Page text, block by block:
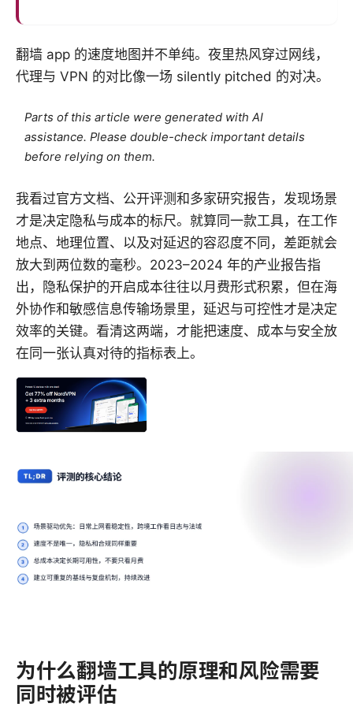
翻墙 app 的速度地图并不单纯。夜里热风穿过网线，
代理与 VPN 的对比像一场 silently pitched 的对决。
Parts of this article were generated with AI
assistance. Please double-check important details
before relying on them.
我看过官方文档、公开评测和多家研究报告，发现场景
才是决定隐私与成本的标尺。就算同一款工具，在工作
地点、地理位置、以及对延迟的容忍度不同，差距就会
放大到两位数的毫秒。2023–2024 年的产业报告指
出，隐私保护的开启成本往往以月费形式积累，但在海
外协作和敏感信息传输场景里，延迟与可控性才是决定
效率的关键。看清这两端，才能把速度、成本与安全放
在同一张认真对待的指标表上。
为什么翻墙工具的原理和风险需要
同时被评估